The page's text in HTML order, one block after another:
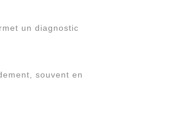
un diagnostic
souvent en